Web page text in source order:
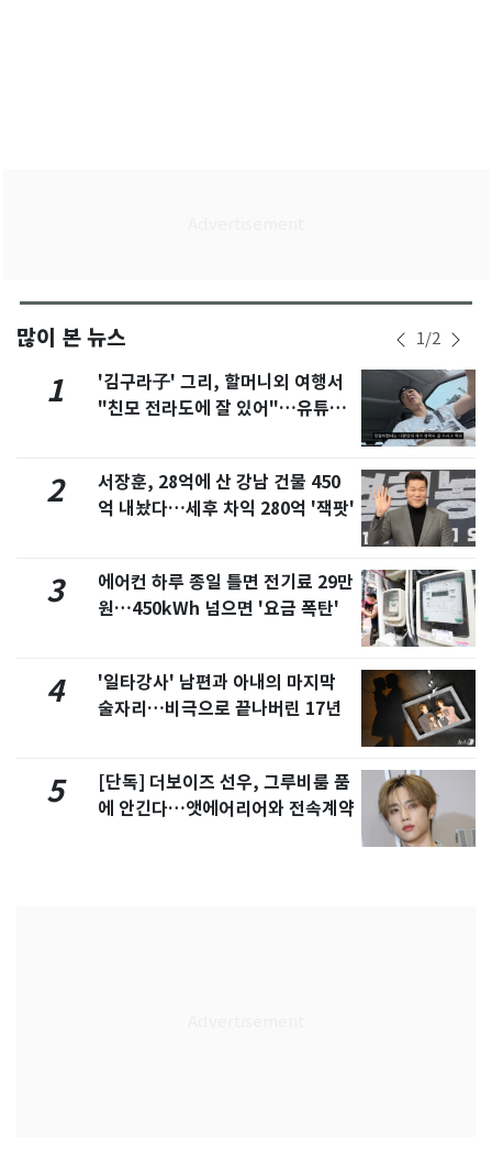
많이 본 뉴스 1/2
1
'김구라子' 그리, 할머니외 여행서
"친모 전라도에 잘 있어"…유튜브
2
서장훈, 28억에 산 강남 건물 450
억 내놨다…세후 차익 280억 '잭팟'
3
에어컨 하루 종일 틀면 전기료 29만
원…450kWh 넘으면 '요금 폭탄'
4
'일타강사' 남편과 아내의 마지막
술자리…비극으로 끝나버린 17년
5
[단독] 더보이즈 선우, 그루비룸 품
에 안긴다…앳에어리어와 전속계약